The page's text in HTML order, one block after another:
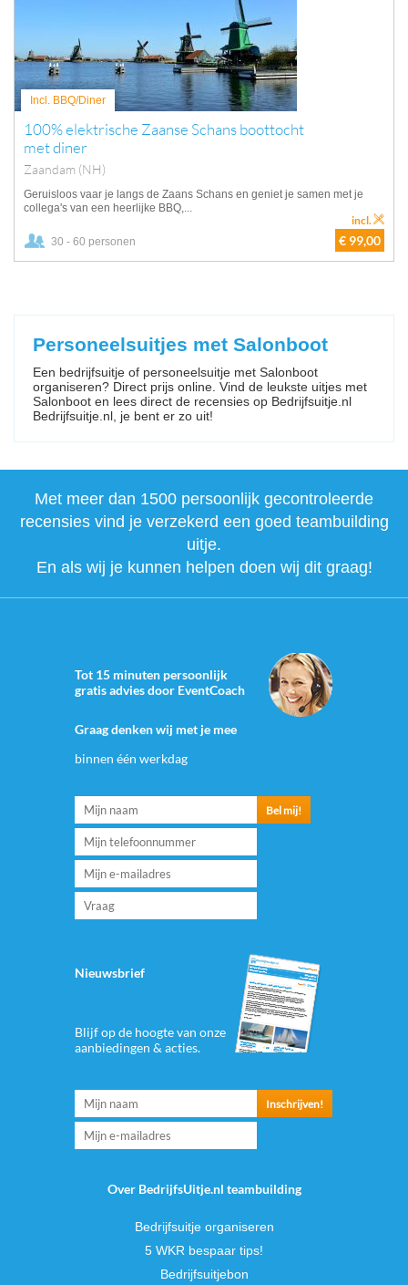
Incl. BBQ/Diner
100% elektrische Zaanse Schans boottocht
met diner
Zaandam (NH)
Geruisloos vaar je langs de Zaans Schans en geniet je samen met je
collega's van een heerlijke BBQ,...
30 - 60 personen € 99,00
incl.
Personeelsuitjes met Salonboot
Een bedrijfsuitje of personeelsuitje met Salonboot
organiseren? Direct prijs online. Vind de leukste uitjes met
Salonboot en lees direct de recensies op Bedrijfsuitje.nl
Bedrijfsuitje.nl, je bent er zo uit!
Met meer dan 1500 persoonlijk gecontroleerde
recensies vind je verzekerd een goed teambuilding
uitje.
En als wij je kunnen helpen doen wij dit graag!
Tot 15 minuten persoonlijk
gratis advies door EventCoach
Graag denken wij met je mee
binnen één werkdag
Nieuwsbrief
Blijf op de hoogte van onze
aanbiedingen & acties.
Over BedrijfsUitje.nl teambuilding
Bedrijfsuitje organiseren
5 WKR bespaar tips!
Bedrijfsuitjebon